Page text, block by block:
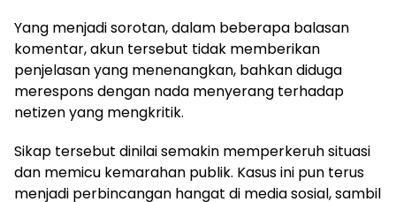
Yang menjadi sorotan, dalam beberapa balasan
komentar, akun tersebut tidak memberikan
penjelasan yang menenangkan, bahkan diduga
merespons dengan nada menyerang terhadap
netizen yang mengkritik.
Sikap tersebut dinilai semakin memperkeruh situasi
dan memicu kemarahan publik. Kasus ini pun terus
menjadi perbincangan hangat di media sosial, sambil